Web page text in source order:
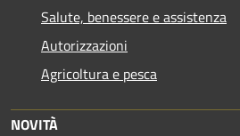
Salute, benessere e assistenza
Autorizzazioni
Agricoltura e pesca
NOVITÀ